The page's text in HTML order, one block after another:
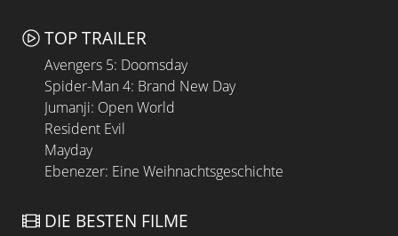
TOP TRAILER
Avengers 5: Doomsday
Spider-Man 4: Brand New Day
Jumanji: Open World
Resident Evil
Mayday
Ebenezer: Eine Weihnachtsgeschichte
DIE BESTEN FILME